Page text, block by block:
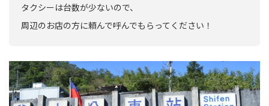
タクシーは台数が少ないので、
周辺のお店の方に頼んで呼んでもらってください！